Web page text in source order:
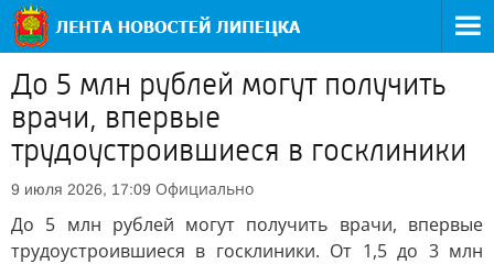
До 5 млн рублей могут получить
врачи, впервые
трудоустроившиеся в госклиники
9 июля 2026, 17:09 Официально
До 5 млн рублей могут получить врачи, впервые
трудоустроившиеся в госклиники. От 1,5 до 3 млн